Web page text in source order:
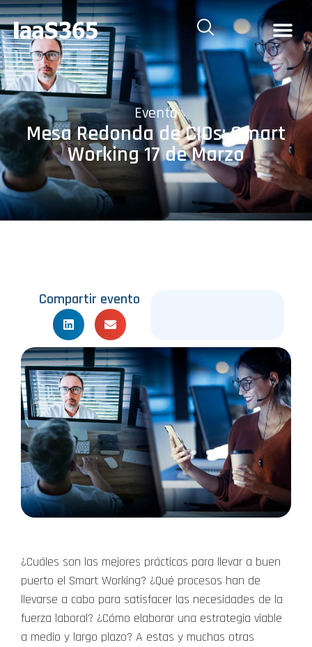
Evento
Mesa Redonda de CIOs: Smart
Working 17 de Marzo
Compartir evento
¿Cuáles son las mejores prácticas para llevar a buen
puerto el Smart Working? ¿Qué procesos han de
llevarse a cabo para satisfacer las necesidades de la
fuerza laboral? ¿Cómo elaborar una estrategia viable
a medio y largo plazo? A estas y muchas otras